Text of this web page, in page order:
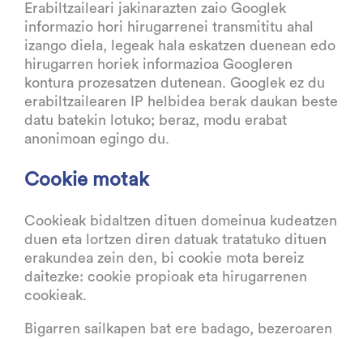
Erabiltzaileari jakinarazten zaio Googlek
informazio hori hirugarrenei transmititu ahal
izango diela, legeak hala eskatzen duenean edo
hirugarren horiek informazioa Googleren
kontura prozesatzen dutenean. Googlek ez du
erabiltzailearen IP helbidea berak daukan beste
datu batekin lotuko; beraz, modu erabat
anonimoan egingo du.
Cookie motak
Cookieak bidaltzen dituen domeinua kudeatzen
duen eta lortzen diren datuak tratatuko dituen
erakundea zein den, bi cookie mota bereiz
daitezke: cookie propioak eta hirugarrenen
cookieak.
Bigarren sailkapen bat ere badago, bezeroaren